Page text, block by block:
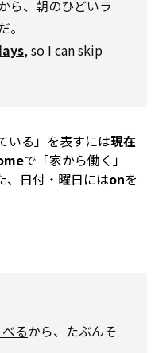
ら、朝のひどいラ
, so I can skip
いる」を表すには現在
で「家から働く」
日付・曜日にはonを
るから、たぶんそ